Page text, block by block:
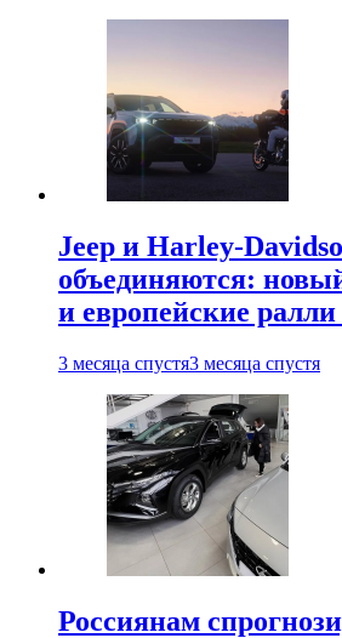
Jeep и Harley-
объединяются:
и европейские ралли
3 месяца спустя3 месяца спустя
Россиянам